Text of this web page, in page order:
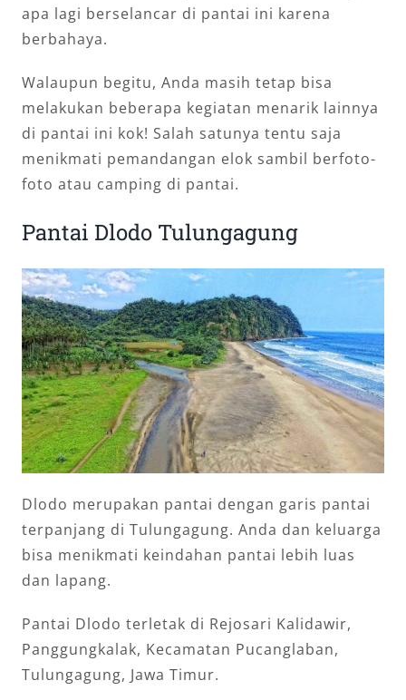
apa lagi berselancar di pantai ini karena
berbahaya.
Walaupun begitu, Anda masih tetap bisa
melakukan beberapa kegiatan menarik lainnya
di pantai ini kok! Salah satunya tentu saja
menikmati pemandangan elok sambil berfoto-
foto atau camping di pantai.
Pantai Dlodo Tulungagung
Dlodo merupakan pantai dengan garis pantai
terpanjang di Tulungagung. Anda dan keluarga
bisa menikmati keindahan pantai lebih luas
dan lapang.
Pantai Dlodo terletak di Rejosari Kalidawir,
Panggungkalak, Kecamatan Pucanglaban,
Tulungagung, Jawa Timur.